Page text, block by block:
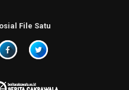
File Satu